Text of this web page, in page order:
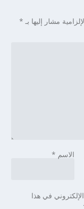
مشار إليها بـ *
الاسم *
في هذا